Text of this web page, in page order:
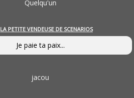
Quelqu'un
LA PETITE VENDEUSE DE SCENARIOS
Je paie ta paix...
jacou